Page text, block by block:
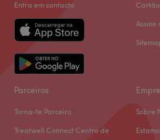
Entra em contacto
Assine
Parceiros
Torna-te Parceiro
Treatwell Connect Centro de
Sobre